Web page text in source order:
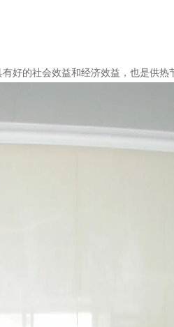
好的社会效益和经济效益，也是供热